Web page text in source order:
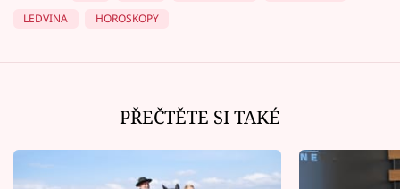
LEDVINA
HOROSKOPY
PŘEČTĚTE SI TAKÉ